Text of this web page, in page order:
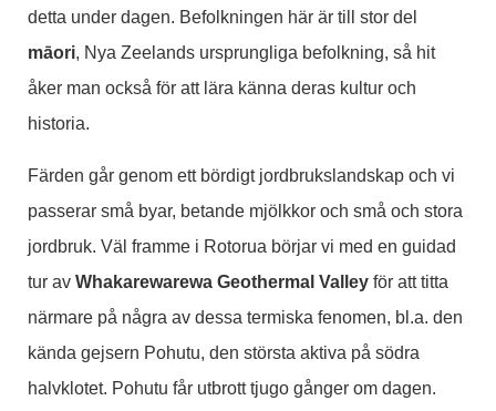
detta under dagen. Befolkningen här är till stor del
māori, Nya Zeelands ursprungliga befolkning, så hit
åker man också för att lära känna deras kultur och
historia.
Färden går genom ett bördigt jordbrukslandskap och vi
passerar små byar, betande mjölkkor och små och stora
jordbruk. Väl framme i Rotorua börjar vi med en guidad
tur av Whakarewarewa Geothermal Valley för att titta
närmare på några av dessa termiska fenomen, bl.a. den
kända gejsern Pohutu, den största aktiva på södra
halvklotet. Pohutu får utbrott tjugo gånger om dagen.